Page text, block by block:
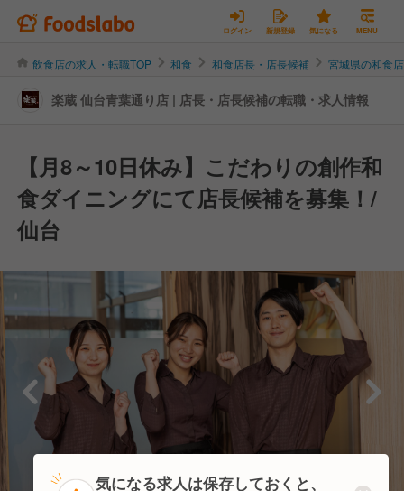
ログイン 新規登録 気になる MENU
飲食店の求人・転職TOP 和食 和食店長・店長候補 宮城県の和食
楽蔵 仙台青葉通り店 | 店長・店長候補の転職・求人情報
【月8～10日休み】こだわりの創作和
食ダイニングにて店長候補を募集！/
仙台
気になる求人は保存しておくと、